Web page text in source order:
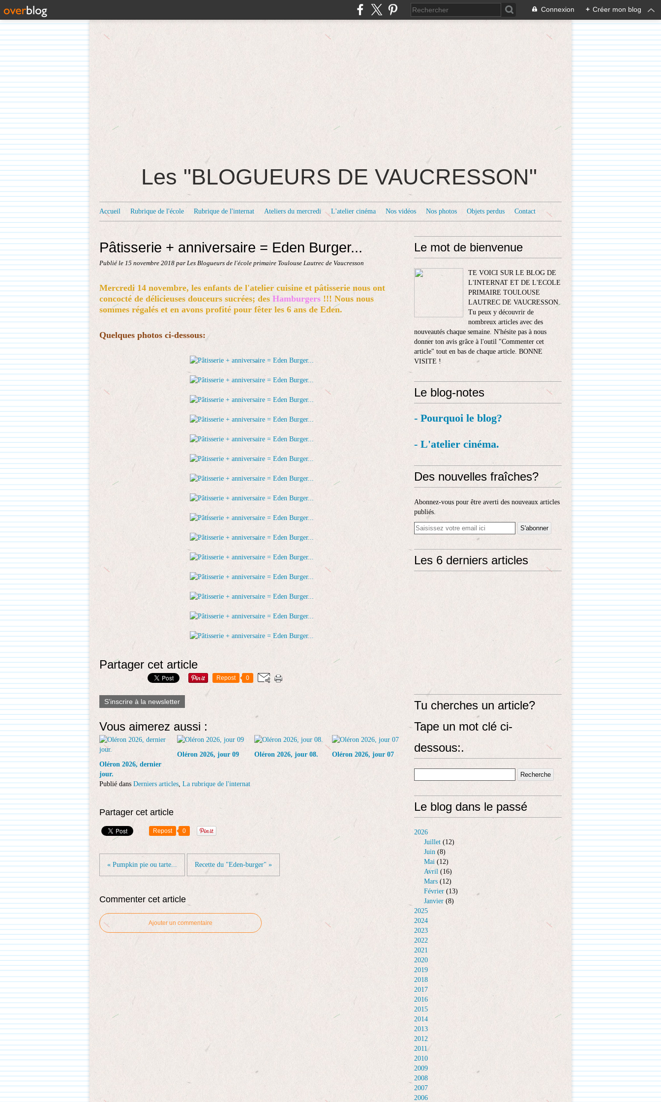
Connexion + Créer mon blog
Les "BLOGUEURS DE VAUCRESSON"
Accueil Rubrique de l'école Rubrique de l'internat Ateliers du mercredi L'atelier cinéma Nos vidéos Nos photos Objets perdus Contact
Pâtisserie + anniversaire = Eden Burger...
Publié le 15 novembre 2018 par Les Blogueurs de l'école primaire Toulouse Lautrec de Vaucresson
Mercredi 14 novembre, les enfants de l'atelier cuisine et pâtisserie nous ont
concocté de délicieuses douceurs sucrées; des Hamburgers !!! Nous nous
sommes régalés et en avons profité pour fêter les 6 ans de Eden.
Quelques photos ci-dessous:
Partager cet article
Repost 0
S'inscrire à la newsletter
Vous aimerez aussi :
Oléron 2026, dernier
jour.
Oléron 2026, jour 09 Oléron 2026, jour 08. Oléron 2026, jour 07
Publié dans Derniers articles, La rubrique de l'internat
Partager cet article
Repost 0
« Pumpkin pie ou tarte... Recette du "Eden-burger" »
Commenter cet article
Ajouter un commentaire
Le mot de bienvenue
TE VOICI SUR LE BLOG DE
L'INTERNAT ET DE L'ECOLE
PRIMAIRE TOULOUSE
LAUTREC DE VAUCRESSON.
Tu peux y découvrir de
nombreux articles avec des
nouveautés chaque semaine. N'hésite pas à nous
donner ton avis grâce à l'outil "Commenter cet
article" tout en bas de chaque article. BONNE
VISITE !
Le blog-notes
- Pourquoi le blog?
- L'atelier cinéma.
Des nouvelles fraîches?
Abonnez-vous pour être averti des nouveaux articles
publiés.
Les 6 derniers articles
Tu cherches un article?
Tape un mot clé ci-
dessous:.
Le blog dans le passé
2026
Juillet (12)
Juin (8)
Mai (12)
Avril (16)
Mars (12)
Février (13)
Janvier (8)
2025
2024
2023
2022
2021
2020
2019
2018
2017
2016
2015
2014
2013
2012
2011
2010
2009
2008
2007
2006